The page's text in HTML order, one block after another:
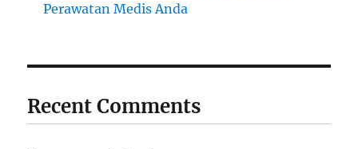
Perawatan Medis Anda
Recent Comments